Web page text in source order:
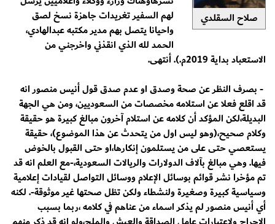
صلاح السقلدي
لهم السفير تغريدات جاهزة نسخ لصق
واحيانا يتصل بهم مدير مكتبه عبدالهادي،
الحمد لله الذي انقذني واخرجني من
الاستعباد بداية 2019م.). أنتهى.
- بصرف النظر عن صحة وصدق او عدم صدق قول أنيس منصور انه
قد اقلع فعلا عن استلامه مخصصات من السعوديين، ومن هي الجهة
البديلة،لكن المؤكد أن كلامه عن استلام آخرون مبالغ كبيرة هو حقيقة
وكلام صحيح،(وهو ليس اول من يتحدث عن هذا الموضوع)، حقيقة
يستعصي حتى على من يستلمون إنكارها،او حتى القبول بالخوض
فيها. وهي مبالغ بآلاف الدولارات والريالات السعودية،-مع العلم انه قد
تم مؤخرا نشر قوائم بوسائل الإعلام ووسائل التواصل لقيادات إعلامية
وسياسية كبيرة وصغيرة ولنشطاء ولكن تظل صحتها غير موثوقة-. لكنه
أي أنيس منصور لم يذكر اسماء من عناهم في كلامه ،ربما بسبب